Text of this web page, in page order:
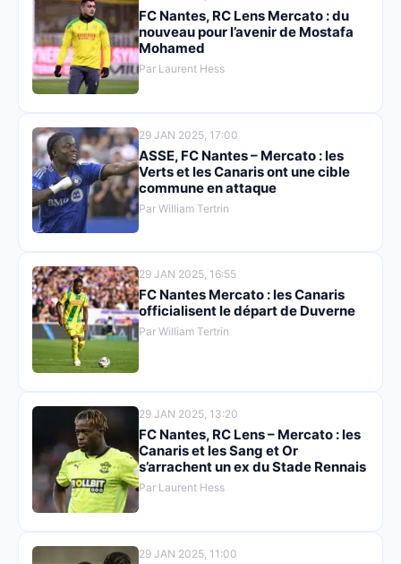
FC Nantes, RC Lens Mercato : du
nouveau pour l’avenir de Mostafa
Mohamed
Par Laurent Hess
29 JAN 2025, 17:00
ASSE, FC Nantes – Mercato : les
Verts et les Canaris ont une cible
commune en attaque
Par William Tertrin
29 JAN 2025, 16:55
FC Nantes Mercato : les Canaris
officialisent le départ de Duverne
Par William Tertrin
29 JAN 2025, 13:20
FC Nantes, RC Lens – Mercato : les
Canaris et les Sang et Or
s’arrachent un ex du Stade Rennais
Par Laurent Hess
29 JAN 2025, 11:00